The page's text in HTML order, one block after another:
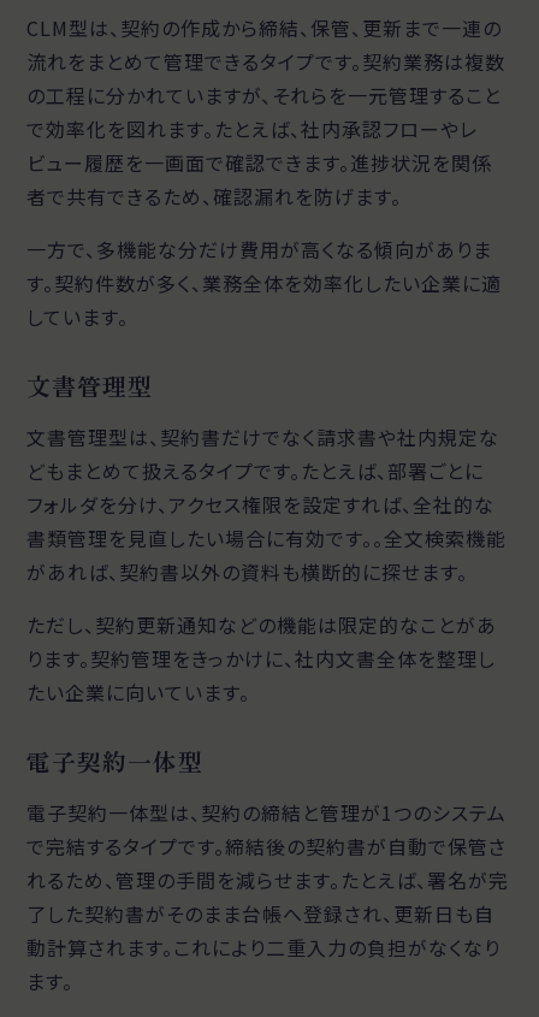
CLM型は、契約の作成から締結、保管、更新まで一連の
流れをまとめて管理できるタイプです。契約業務は複数
の工程に分かれていますが、それらを一元管理すること
で効率化を図れます。たとえば、社内承認フローやレ
ビュー履歴を一画面で確認できます。進捗状況を関係
者で共有できるため、確認漏れを防げます。
一方で、多機能な分だけ費用が高くなる傾向がありま
す。契約件数が多く、業務全体を効率化したい企業に適
しています。
文書管理型
文書管理型は、契約書だけでなく請求書や社内規定な
どもまとめて扱えるタイプです。たとえば、部署ごとに
フォルダを分け、アクセス権限を設定すれば、全社的な
書類管理を見直したい場合に有効です。。全文検索機能
があれば、契約書以外の資料も横断的に探せます。
ただし、契約更新通知などの機能は限定的なことがあ
ります。契約管理をきっかけに、社内文書全体を整理し
たい企業に向いています。
電子契約一体型
電子契約一体型は、契約の締結と管理が1つのシステム
で完結するタイプです。締結後の契約書が自動で保管さ
れるため、管理の手間を減らせます。たとえば、署名が完
了した契約書がそのまま台帳へ登録され、更新日も自
動計算されます。これにより二重入力の負担がなくなり
ます。